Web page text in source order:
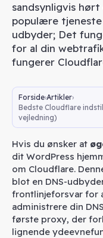
sandsynligvis
populære
udbyder; Det
for al din
fungerer
Forside Artikler
Bedste Cloudflare
vejledning)
Hvis du ønsker at
dit WordPress
om Cloudflare.
blot en DNS-
frontlinjeforsvar for
administrere din
første proxy, der
lignende